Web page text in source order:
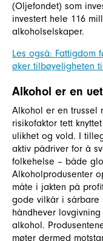
(Oljefondet) som
investert hele 116
alkoholselskaper.
Les også: Fattigdom
øker tilbøyeligheten
Alkohol er en
Alkohol er en trussel
risikofaktor tett
ulikhet og vold. I
aktiv pådriver for å
folkehelse – både
Alkoholprodusenter
måte i jakten på
gode vilkår i sårbare
håndhever
alkohol.
møter dermed